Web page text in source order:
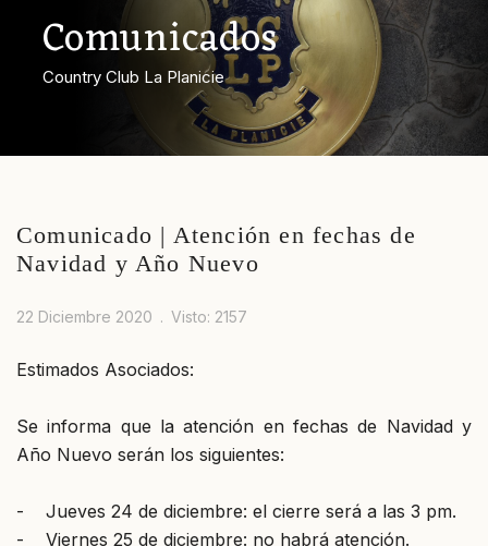
Comunicados
Country Club La Planicie
Comunicado | Atención en fechas de
Navidad y Año Nuevo
22 Diciembre 2020 Visto: 2157
Estimados Asociados:
Se informa que la atención en fechas de Navidad y
Año Nuevo serán los siguientes:
- Jueves 24 de diciembre: el cierre será a las 3 pm.
- Viernes 25 de diciembre: no habrá atención.